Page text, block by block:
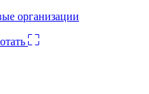
организации